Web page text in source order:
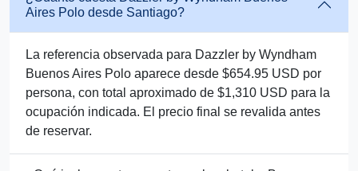
Aires Polo desde Santiago?
La referencia observada para Dazzler by Wyndham
Buenos Aires Polo aparece desde $654.95 USD por
persona, con total aproximado de $1,310 USD para la
ocupación indicada. El precio final se revalida antes
de reservar.